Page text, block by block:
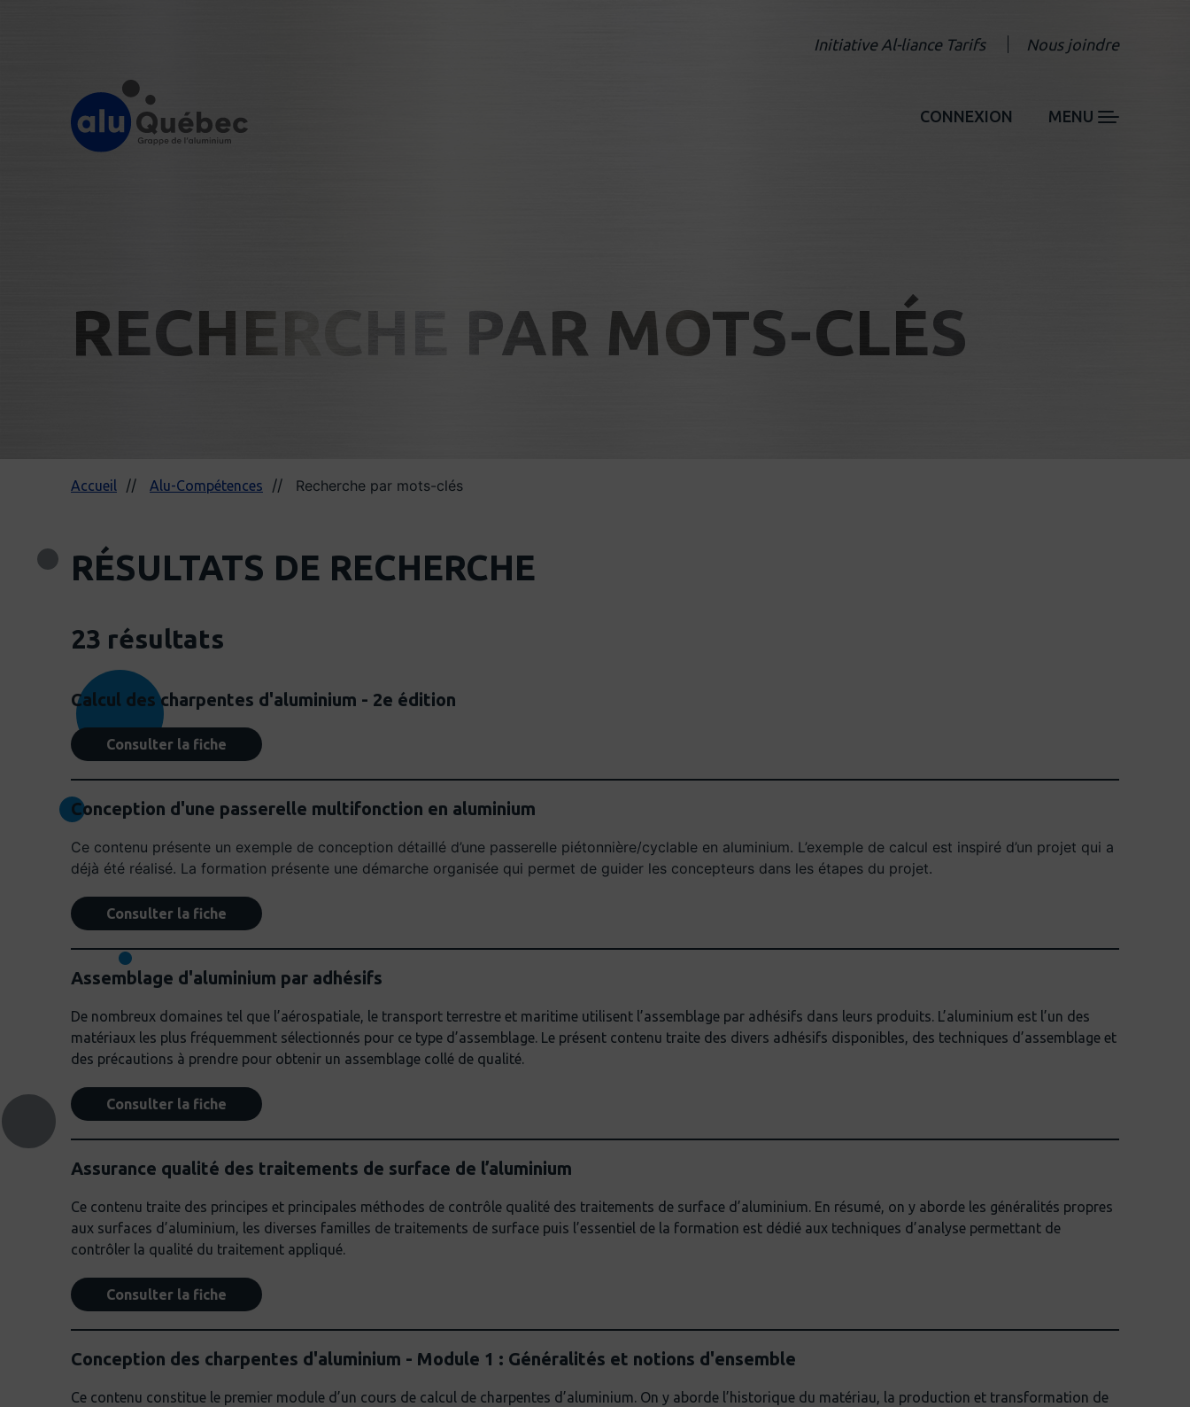
Initiative Al-liance Tarifs Nous joindre
CONNEXION MENU
RECHERCHE PAR MOTS-CLÉS
Accueil Alu-Compétences Recherche par mots-clés
RÉSULTATS DE RECHERCHE
23 résultats
Calcul des charpentes d'aluminium - 2e édition
Consulter la fiche
Conception d'une passerelle multifonction en aluminium
Ce contenu présente un exemple de conception détaillé d’une passerelle piétonnière/cyclable en aluminium. L’exemple de calcul est inspiré d’un projet qui a
déjà été réalisé. La formation présente une démarche organisée qui permet de guider les concepteurs dans les étapes du projet.
Consulter la fiche
Assemblage d'aluminium par adhésifs
De nombreux domaines tel que l’aérospatiale, le transport terrestre et maritime utilisent l’assemblage par adhésifs dans leurs produits. L’aluminium est l’un des
matériaux les plus fréquemment sélectionnés pour ce type d’assemblage. Le présent contenu traite des divers adhésifs disponibles, des techniques d’assemblage et
des précautions à prendre pour obtenir un assemblage collé de qualité.
Consulter la fiche
Assurance qualité des traitements de surface de l’aluminium
Ce contenu traite des principes et principales méthodes de contrôle qualité des traitements de surface d’aluminium. En résumé, on y aborde les généralités propres
aux surfaces d’aluminium, les diverses familles de traitements de surface puis l’essentiel de la formation est dédié aux techniques d’analyse permettant de
contrôler la qualité du traitement appliqué.
Consulter la fiche
Conception des charpentes d'aluminium - Module 1 : Généralités et notions d'ensemble
Ce contenu constitue le premier module d’un cours de calcul de charpentes d’aluminium. On y aborde l’historique du matériau, la production et transformation de